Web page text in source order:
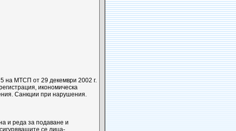
на МТСП от 29 декември 2002 г.
икономическа
Санкции при нарушения.
и реда за подаване и
се лица-